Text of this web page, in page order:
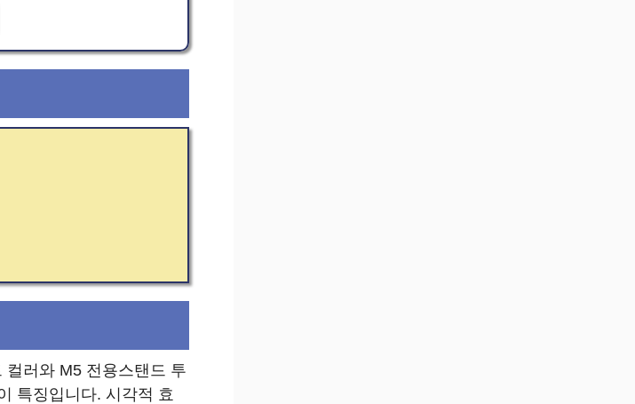
러와 M5 전용스탠드 투
특징입니다. 시각적 효